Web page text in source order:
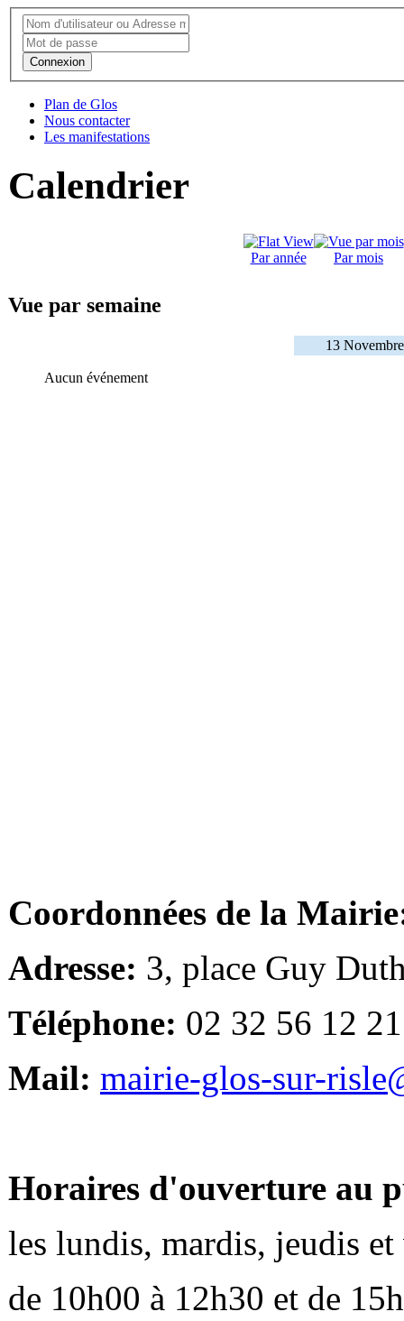
Connexion
Plan de Glos
Nous contacter
Les manifestations
Calendrier
Par année Par mois
Vue par semaine
13
Aucun événement
Coordonnées de la
Adresse: 3, place Guy
Téléphone: 02 32 56 12 21
Mail: mairie-glos-sur-
Horaires d'ouverture au
les lundis, mardis, jeudis et
de 10h00 à 12h30 et de